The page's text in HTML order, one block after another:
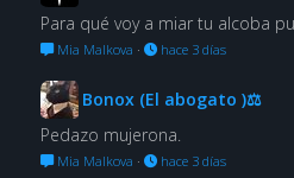
Para qué voy a miar tu alcoba
Mia Malkova · hace 3 días
Bonox (El abogato )⚖
Pedazo mujerona.
Mia Malkova · hace 3 días